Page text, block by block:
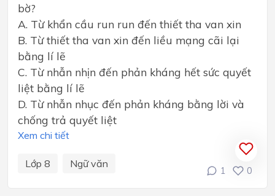
bờ?
A. Từ khẩn cầu run run đến thiết tha van xin
B. Từ thiết tha van xin đến liều mạng cãi lại
bằng lí lẽ
C. Từ nhẫn nhịn đến phản kháng hết sức quyết
liệt bằng lí lẽ
D. Từ nhẫn nhục đến phản kháng bằng lời và
chống trả quyết liệt
Xem chi tiết
Lớp 8 Ngữ văn
1 0